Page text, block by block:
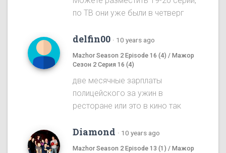
по ТВ они уже были в четверг
delfin00 · 10 years ago
Mazhor Season 2 Episode 16 (4) / Мажор
Сезон 2 Серия 16 (4)
две месячные зарплаты
полицейского за ужин в
ресторане или это в кино так
Diamond · 10 years ago
Mazhor Season 2 Episode 13 (1) / Мажор